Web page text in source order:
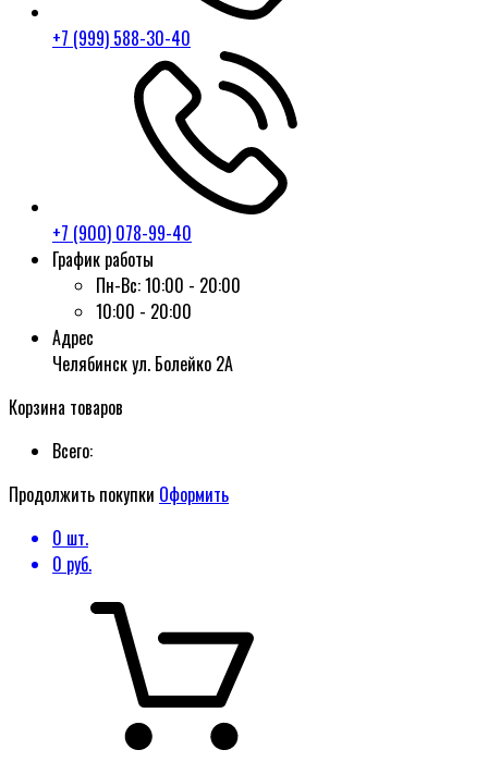
+7 (999) 588-30-40
+7 (900) 078-99-40
График работы
Пн-Вс:10:00 - 20:00
10:00 - 20:00
Адрес
Челябинск ул. Болейко 2А
Корзина товаров
Всего:
Продолжить покупки Оформить
0 шт.
0 руб.